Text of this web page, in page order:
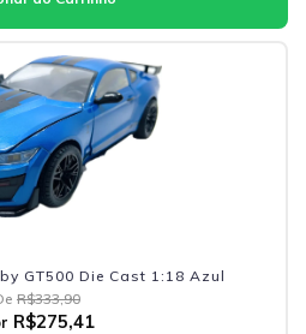
GT500 Die Cast 1:18 Azul
R$333,90
R$275,41